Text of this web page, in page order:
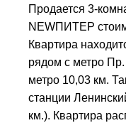
Продается 3-
NEWПИТЕР
Квартира
рядом с метро
метро 10,03 км.
станции
км.). Квартира